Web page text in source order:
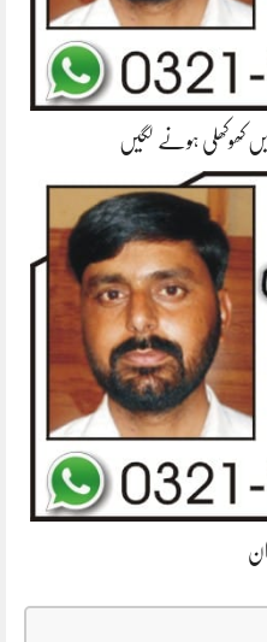
کھوکھلی ہونے لگیں